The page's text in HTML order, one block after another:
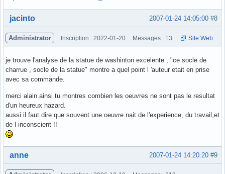
Hors ligne #8
2007-01-24 14:05:00
jacinto
Administrator Inscription : 2022-01-20 Messages : 13 Site Web
je trouve l'analyse de la statue de washinton excelente , "ce socle de
charrue , socle de la statue" montre a quel point l 'auteur etait en prise
avec sa commande.
merci alain ainsi tu montres combien les oeuvres ne sont pas le resultat
d'un heureux hazard.
aussi il faut dire que souvent une oeuvre nait de l'experience, du travail,et
de l inconscient !!
Hors ligne #9
2007-01-24 14:20:20
anne